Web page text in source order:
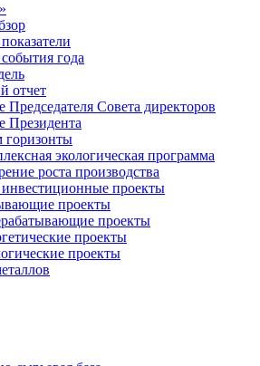
года
отчет
Совета директоров
Президента
горизонты
экологическая программа
роста производства
проекты
проекты
проекты
проекты
проекты